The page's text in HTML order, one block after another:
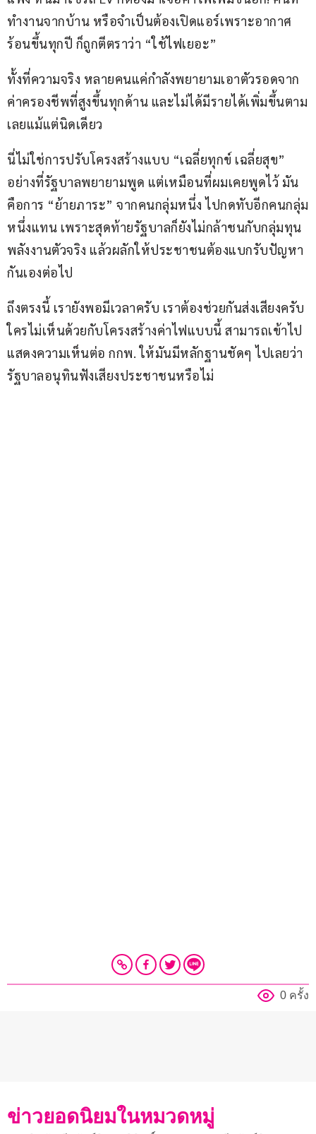
ทำงานจากบ้าน หรือจำเป็นต้องเปิดแอร์เพราะอากาศ
ร้อนขึ้นทุกปี ก็ถูกตีตราว่า “ใช้ไฟเยอะ”
ทั้งที่ความจริง หลายคนแค่กำลังพยายามเอาตัวรอดจาก
ค่าครองชีพที่สูงขึ้นทุกด้าน และไม่ได้มีรายได้เพิ่มขึ้นตาม
เลยแม้แต่นิดเดียว
นี่ไม่ใช่การปรับโครงสร้างแบบ “เฉลี่ยทุกข์ เฉลี่ยสุข”
อย่างที่รัฐบาลพยายามพูด แต่เหมือนที่ผมเคยพูดไว้ มัน
คือการ “ย้ายภาระ” จากคนกลุ่มหนึ่ง ไปกดทับอีกคนกลุ่ม
หนึ่งแทน เพราะสุดท้ายรัฐบาลก็ยังไม่กล้าชนกับกลุ่มทุน
พลังงานตัวจริง แล้วผลักให้ประชาชนต้องแบกรับปัญหา
กันเองต่อไป
ถึงตรงนี้ เรายังพอมีเวลาครับ เราต้องช่วยกันส่งเสียงครับ
ใครไม่เห็นด้วยกับโครงสร้างค่าไฟแบบนี้ สามารถเข้าไป
แสดงความเห็นต่อ กกพ. ให้มันมีหลักฐานชัดๆ ไปเลยว่า
รัฐบาลอนุทินฟังเสียงประชาชนหรือไม่
0 ครั้ง
ข่าวยอดนิยมในหมวดหมู่